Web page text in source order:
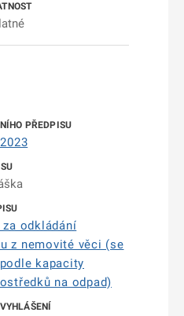
odkládání
z nemovité věci (se
kapacity
na odpad)